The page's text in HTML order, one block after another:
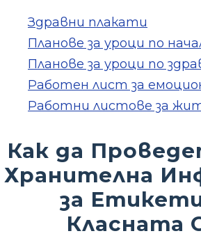
Здравни плакати
Планове за уроци по
Планове за уроци по
Работен лист за
Работни листове за
Как да
Хранителна
за
Класната